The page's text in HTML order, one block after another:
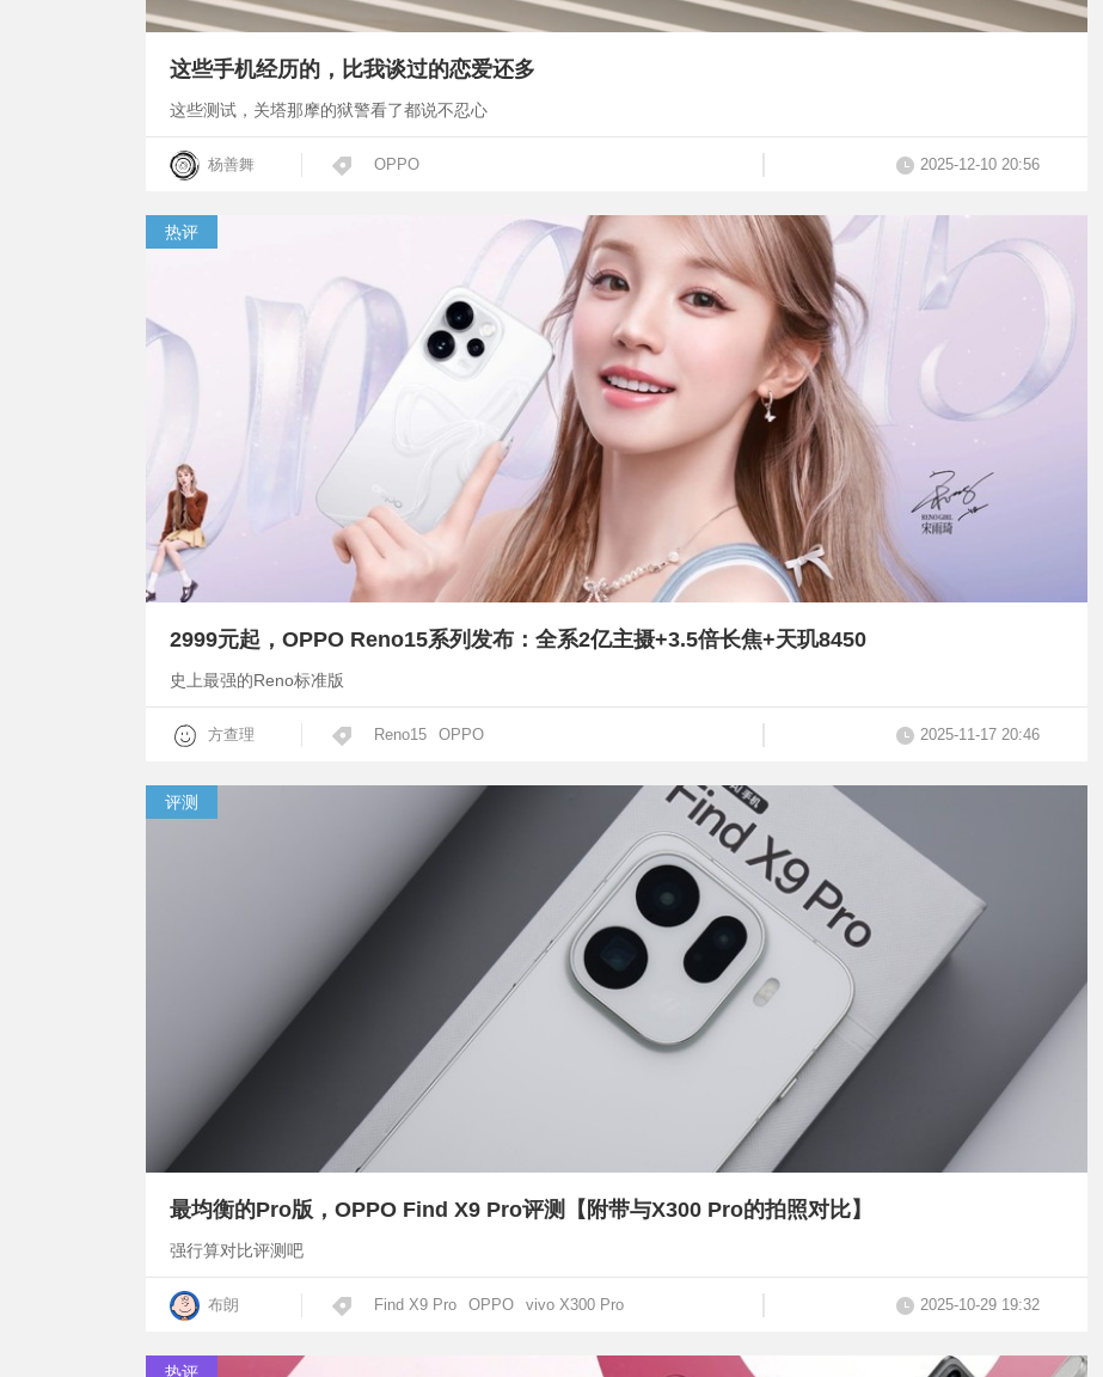
这些手机经历的，比我谈过的恋爱还多
这些测试，关塔那摩的狱警看了都说不忍心
杨善舞 OPPO 2025-12-10 20:56
热评
2999元起，OPPO Reno15系列发布：全系2亿主摄+3.5倍长焦+天玑8450
史上最强的Reno标准版
方查理 Reno15 OPPO 2025-11-17 20:46
评测
最均衡的Pro版，OPPO Find X9 Pro评测【附带与X300 Pro的拍照对比】
强行算对比评测吧
布朗 Find X9 Pro OPPO vivo X300 Pro 2025-10-29 19:32
热评